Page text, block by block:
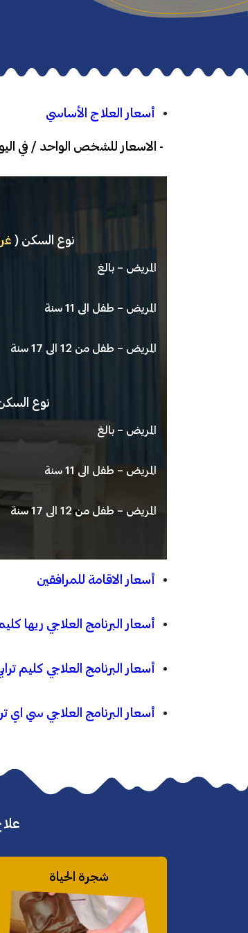
أسعار العلاج الأساسي
- الاسعار للشخص الواحد / في
نوع السكن (
المريض – بالغ
المريض – طفل الى 11 سنة
المريض – طفل من 12 الى 17 سنة
نوع
المريض – بالغ
المريض – طفل الى 11 سنة
المريض – طفل من 12 الى 17 سنة
أسعار الاقامة للمرافقين
أسعار البرنامج العلاجي ريها
أسعار البرنامج العلاجي كليم
أسعار البرنامج العلاجي سي اي
شجرة الحياة